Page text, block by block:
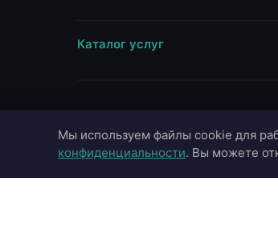
Каталог услуг
Москва
Московская область
Toyota
Мы используем файлы cookie для
конфиденциальности. Вы можете